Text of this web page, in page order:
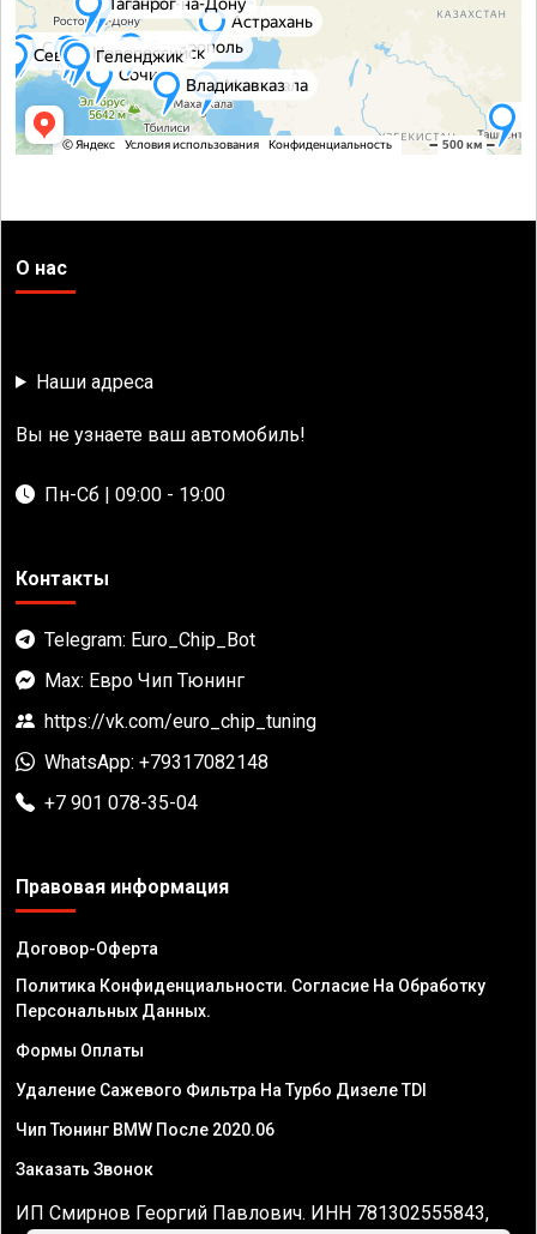
О нас
Наши адреса
Вы не узнаете ваш автомобиль!
Пн-Сб | 09:00 - 19:00
Контакты
Telegram: Euro_Chip_Bot
Max: Евро Чип Тюнинг
https://vk.com/euro_chip_tuning
WhatsApp: +79317082148
+7 901 078-35-04
Правовая информация
Договор-Оферта
Политика Конфиденциальности. Согласие На Обработку
Персональных Данных.
Формы Оплаты
Удаление Сажевого Фильтра На Турбо Дизеле TDI
Чип Тюнинг BMW После 2020.06
Заказать Звонок
ИП Смирнов Георгий Павлович. ИНН 781302555843,